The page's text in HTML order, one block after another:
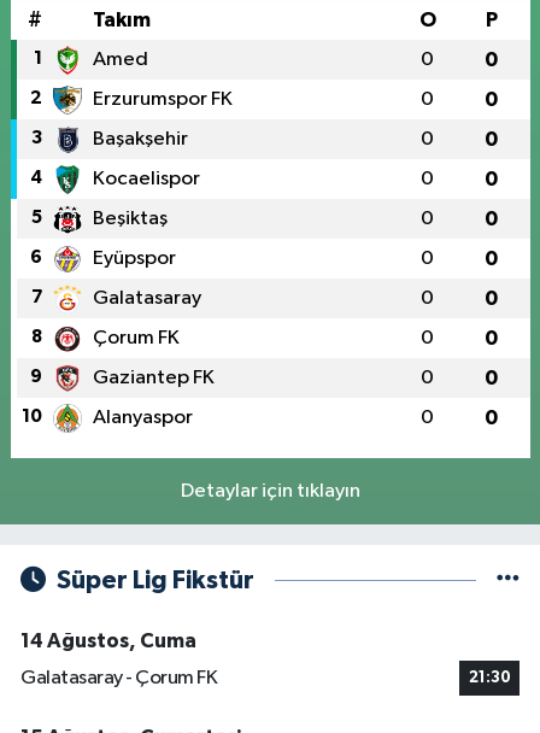
# Takım O P
1 Amed 0 0
2 Erzurumspor FK 0 0
3 Başakşehir 0 0
4 Kocaelispor 0 0
5 Beşiktaş 0 0
6 Eyüpspor 0 0
7 Galatasaray 0 0
8 Çorum FK 0 0
9 Gaziantep FK 0 0
10 Alanyaspor 0 0
Detaylar için tıklayın
Süper Lig Fikstür
14 Ağustos, Cuma
Galatasaray - Çorum FK
21:30